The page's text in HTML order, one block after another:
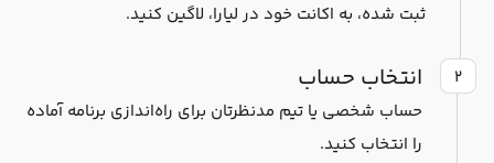
ثبت شده، به اکانت خود در لیارا، لاگین کنید.
۲ انتخاب حساب
حساب شخصی یا تیم مدنظرتان برای راه‌اندازی برنامه آماده
را انتخاب کنید.